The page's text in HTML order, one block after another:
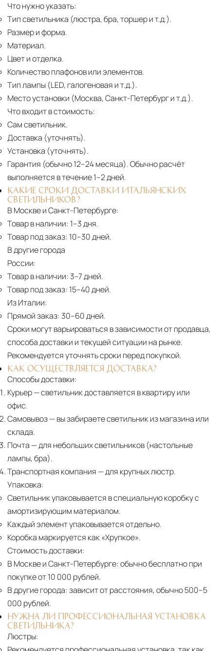
Что нужно указать:
Тип светильника (люстра, бра, торшер и т.д.).
Размер и форма.
Материал.
Цвет и отделка.
Количество плафонов или элементов.
Тип лампы (LED, галогеновая и т.д.).
Место установки (Москва, Санкт-Петербург и т.д.).
Что входит в стоимость:
Сам светильник.
Доставка (уточнять).
Установка (уточнять).
Гарантия (обычно 12–24 месяца).Обычно расчёт
выполняется в течение 1–2 дней.
КАКИЕ СРОКИ ДОСТАВКИ ИТАЛЬЯНСКИХ
СВЕТИЛЬНИКОВ?
В Москве и Санкт-Петербурге:
Товар в наличии: 1–3 дня.
Товар под заказ: 10–30 дней.
В другие города
России:
Товар в наличии: 3–7 дней.
Товар под заказ: 15–40 дней.
Из Италии:
Прямой заказ: 30–60 дней.
Сроки могут варьироваться в зависимости от продавца,
способа доставки и текущей ситуации на рынке.
Рекомендуется уточнять сроки перед покупкой.
КАК ОСУЩЕСТВЛЯЕТСЯ ДОСТАВКА?
Способы доставки:
Курьер— светильник доставляется в квартиру или
офис.
Самовывоз— вы забираете светильник из магазина или
склада.
Почта — для небольших светильников (настольные
лампы, бра).
Транспортная компания — для крупных люстр.
Упаковка:
Светильник упаковывается в специальную коробку с
амортизирующим материалом.
Каждый элемент упаковывается отдельно.
Коробка маркируется как «Хрупкое».
Стоимость доставки:
В Москве и Санкт-Петербурге: обычно бесплатно при
покупке от 10 000 рублей.
В другие города: зависит от расстояния, обычно 500–5
000 рублей.
НУЖНА ЛИ ПРОФЕССИОНАЛЬНАЯ УСТАНОВКА
СВЕТИЛЬНИКА?
Люстры: